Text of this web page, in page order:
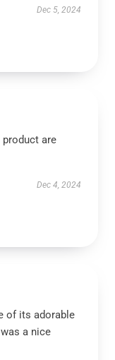
Dec 5, 2024
are
Dec 4, 2024
of its adorable
a nice